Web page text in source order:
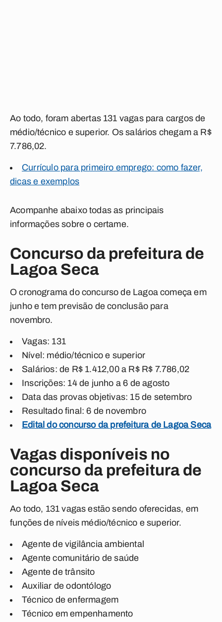
Ao todo, foram abertas 131 vagas para cargos de
médio/técnico e superior. Os salários chegam a R$
7.786,02.
Currículo para primeiro emprego: como fazer,
dicas e exemplos
Acompanhe abaixo todas as principais
informações sobre o certame.
Concurso da prefeitura de
Lagoa Seca
O cronograma do concurso de Lagoa começa em
junho e tem previsão de conclusão para
novembro.
Vagas: 131
Nível: médio/técnico e superior
Salários: de R$ 1.412,00 a R$ R$ 7.786,02
Inscrições: 14 de junho a 6 de agosto
Data das provas objetivas: 15 de setembro
Resultado final: 6 de novembro
Edital do concurso da prefeitura de Lagoa Seca
Vagas disponíveis no
concurso da prefeitura de
Lagoa Seca
Ao todo, 131 vagas estão sendo oferecidas, em
funções de níveis médio/técnico e superior.
Agente de vigilância ambiental
Agente comunitário de saúde
Agente de trânsito
Auxiliar de odontólogo
Técnico de enfermagem
Técnico em empenhamento